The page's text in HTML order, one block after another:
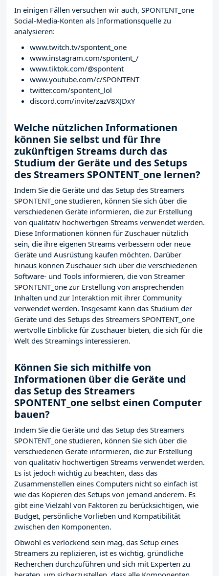
In einigen Fällen versuchen wir auch, SPONTENT_one
Social-Media-Konten als Informationsquelle zu
analysieren:
www.twitch.tv/spontent_one
www.instagram.com/spontent_/
www.tiktok.com/@spontent
www.youtube.com/c/SPONTENT
twitter.com/spontent_lol
discord.com/invite/zazV8XJDxY
Welche nützlichen Informationen
können Sie selbst und für Ihre
zukünftigen Streams durch das
Studium der Geräte und des Setups
des Streamers SPONTENT_one lernen?
Indem Sie die Geräte und das Setup des Streamers
SPONTENT_one studieren, können Sie sich über die
verschiedenen Geräte informieren, die zur Erstellung
von qualitativ hochwertigen Streams verwendet werden.
Diese Informationen können für Zuschauer nützlich
sein, die ihre eigenen Streams verbessern oder neue
Geräte und Ausrüstung kaufen möchten. Darüber
hinaus können Zuschauer sich über die verschiedenen
Software- und Tools informieren, die von Streamer
SPONTENT_one zur Erstellung von ansprechenden
Inhalten und zur Interaktion mit ihrer Community
verwendet werden. Insgesamt kann das Studium der
Geräte und des Setups des Streamers SPONTENT_one
wertvolle Einblicke für Zuschauer bieten, die sich für die
Welt des Streamings interessieren.
Können Sie sich mithilfe von
Informationen über die Geräte und
das Setup des Streamers
SPONTENT_one selbst einen Computer
bauen?
Indem Sie die Geräte und das Setup des Streamers
SPONTENT_one studieren, können Sie sich über die
verschiedenen Geräte informieren, die zur Erstellung
von qualitativ hochwertigen Streams verwendet werden.
Es ist jedoch wichtig zu beachten, dass das
Zusammenstellen eines Computers nicht so einfach ist
wie das Kopieren des Setups von jemand anderem. Es
gibt eine Vielzahl von Faktoren zu berücksichtigen, wie
Budget, persönliche Vorlieben und Kompatibilität
zwischen den Komponenten.
Obwohl es verlockend sein mag, das Setup eines
Streamers zu replizieren, ist es wichtig, gründliche
Recherchen durchzuführen und sich mit Experten zu